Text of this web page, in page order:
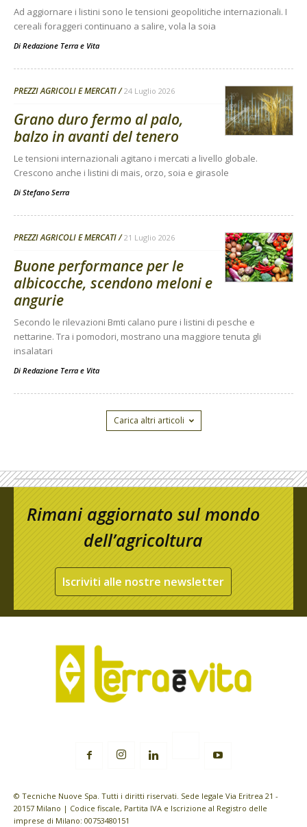
Ad aggiornare i listini sono le tensioni geopolitiche internazionali. I
cereali foraggeri continuano a salire, vola la soia
Di Redazione Terra e Vita
PREZZI AGRICOLI E MERCATI 24 Luglio 2026
Grano duro fermo al palo,
balzo in avanti del tenero
Le tensioni internazionali agitano i mercati a livello globale.
Crescono anche i listini di mais, orzo, soia e girasole
Di Stefano Serra
PREZZI AGRICOLI E MERCATI 21 Luglio 2026
Buone performance per le
albicocche, scendono meloni e
angurie
Secondo le rilevazioni Bmti calano pure i listini di pesche e
nettarine. Tra i pomodori, mostrano una maggiore tenuta gli
insalatari
Di Redazione Terra e Vita
Carica altri articoli
Rimani aggiornato sul mondo
dell’agricoltura
Iscriviti alle nostre newsletter
© Tecniche Nuove Spa. Tutti i diritti riservati. Sede legale Via Eritrea 21 -
20157 Milano | Codice fiscale, Partita IVA e Iscrizione al Registro delle
imprese di Milano: 00753480151